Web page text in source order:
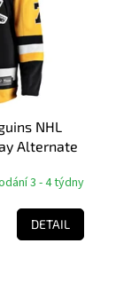
NHL
Alternate
3 - 4 týdny
DETAIL